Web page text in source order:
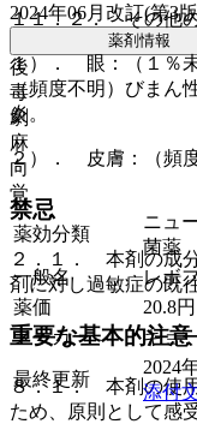
１１．２． その他
１）． 眼：（１％未
（頻度不明）びまん
炎。
２）． 皮膚：（頻度
禁忌
２．１． 本剤の成
剤に対し過敏症の既
重要な基本的注意
８．１． 本剤の使
ため、原則として感
2024年06月改訂(第3
薬剤情報
後
毒
劇
麻
向
覚
薬効分類
ニュ
菌薬
一般名
レボ
薬価
20.8円
メーカー
キョ
最終更新
2024
添付